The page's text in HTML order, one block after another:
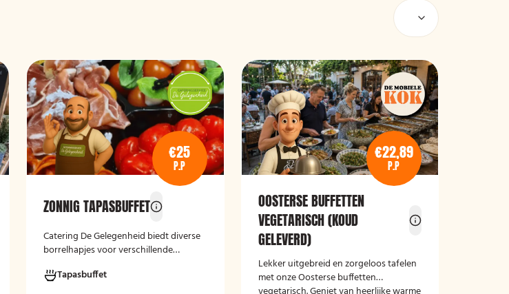
€25
P.P
ZONNIG TAPASBUFFET
Catering De Gelegenheid biedt diverse
borrelhapjes voor verschillende
verjaardag, receptie of andere
Tapasbuffet
€22,89
P.P
OOSTERSE BUFFETTEN
VEGETARISCH (KOUD
GELEVERD)
Lekker uitgebreid en zorgeloos tafelen
met onze Oosterse buffetten